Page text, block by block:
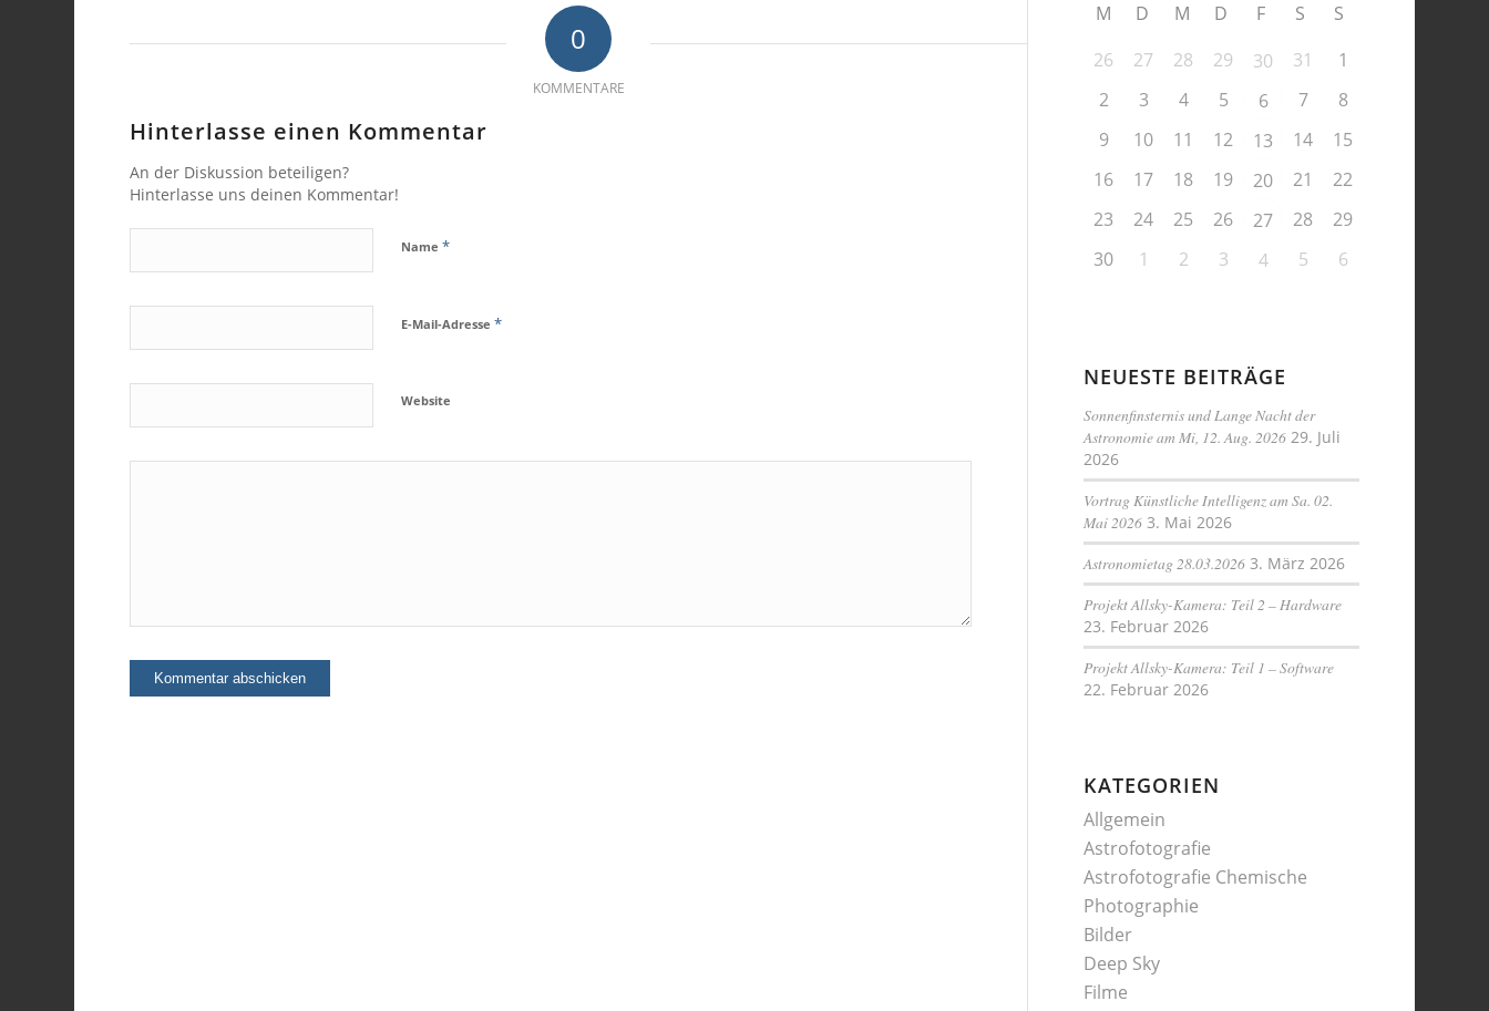
0
KOMMENTARE
Hinterlasse einen Kommentar
An der Diskussion beteiligen?
Hinterlasse uns deinen Kommentar!
Name*
E-Mail-Adresse*
Website
M D M D F S
S
26
27 28 29 30 31
1
2
3 4 5 6 7
8
9
10 11 12 13 14
15
16
17 18 19 20 21
22
23
24 25 26 27 28
29
30
1 2 3 4 5 6
NEUESTE BEITRÄGE
Sonnenfinsternis und Lange Nacht der
Astronomie am Mi, 12. Aug. 2026 29. Juli
2026
Vortrag Künstliche Intelligenz am Sa. 02.
Mai 2026 3. Mai 2026
Astronomietag 28.03.2026 3. März 2026
Projekt Allsky-Kamera: Teil 2 – Hardware
23. Februar 2026
Projekt Allsky-Kamera: Teil 1 – Software
22. Februar 2026
KATEGORIEN
Allgemein
Astrofotografie
Astrofotografie Chemische
Photographie
Bilder
Deep Sky
Filme